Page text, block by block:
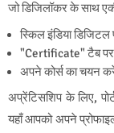
जो डिजिलॉकर के साथ
स्किल इंडिया डिजिटल
"Certificate" टैब पर
अपने कोर्स का चयन
अप्रेंटिसशिप के लिए,
यहाँ आपको अपने